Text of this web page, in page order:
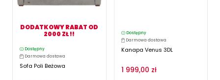
DODATKOWY RABAT OD
2000 ZŁ !!
Dostępny
Darmowa dostawa
Sofa Poli Beżowa
Dostępny
Darmowa dostawa
Kanapa Venus 3DL
1 999,00 zł